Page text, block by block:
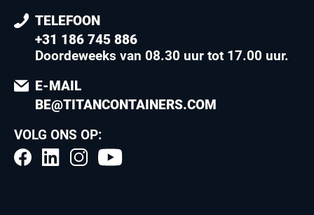
TELEFOON
+31 186 745 886
Doordeweeks van 08.30 uur tot 17.00 uur.
E-MAIL
BE@TITANCONTAINERS.COM
VOLG ONS OP: